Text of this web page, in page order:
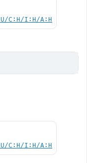
C:H/I:H/A:H
C:H/I:H/A:H